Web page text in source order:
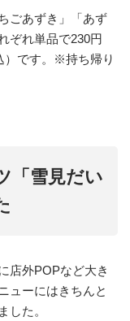
ごあずき」「あず
ぞれ単品で230円
）です。※持ち帰り
「雪見だい
店外POPなど大き
ューにはきちんと
した。